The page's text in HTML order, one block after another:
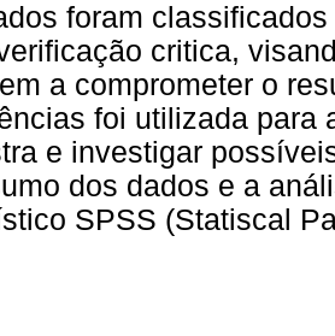
foram
critica,
a comprometer o
foi utilizada para
e investigar
dos dados e a
SPSS (Statiscal